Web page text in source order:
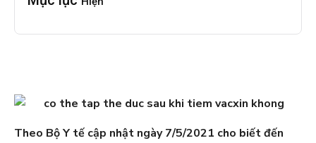
Theo Bộ Y tế cập nhật ngày 7/5/2021 cho biết đến